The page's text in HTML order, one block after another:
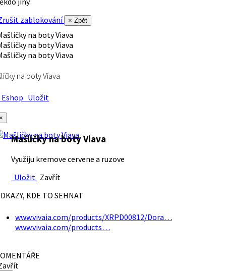
zablokování
× Zpět
na boty Viava
Uložit
Mašličky na boty Viava
Využiju kremove cervene a ruzove
Uložit Zavřít
KDE TO SEHNAT
www.vivaia.com/products/XRPD00812/Dora…
www.vivaia.com/products…